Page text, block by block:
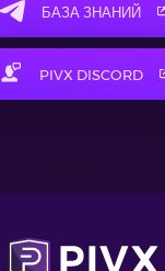
БАЗА ЗНАНИЙ
PIVX DISCORD